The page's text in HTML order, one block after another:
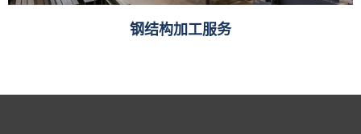
钢结构加工服务